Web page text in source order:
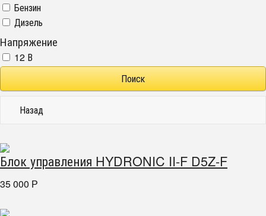
Бензин
Дизель
Напряжение
12 В
Назад
Блок управления HYDRONIC II-F D5Z-F
35 000 Р